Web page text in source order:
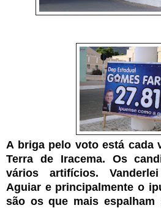
A briga pelo voto está cada
Terra de Iracema. Os
vários artifícios.
Aguiar e principalmente o
são os que mais espalham